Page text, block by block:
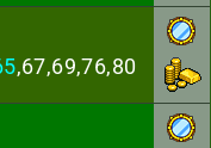
,67,69,76,80